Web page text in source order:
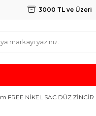
3000 TL ve Üzeri
FREE NİKEL SAC DÜZ ZİNCİR